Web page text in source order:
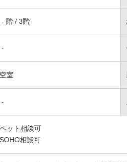
- 階 / 3階
-
空室
-
ペット相談可
SOHO相談可